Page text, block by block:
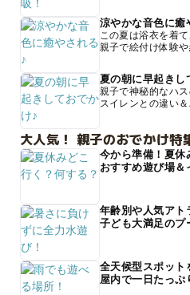
涼やかな音色に癒
この夏は浴衣を着
親子で絵付け体験
夏の朝に早起きし
親子で神秘的なハ
スイレンとの違い
大人気！ 親子のおでかけ特
今から準備！夏休
おすすめ遊び場＆
年齢別や人気アト
子ども大満足のプ
全天候型スポット
屋内で一日たっぷ